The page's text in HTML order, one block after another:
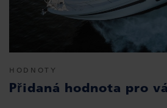
HODNOTY
Přidaná hodnota pro